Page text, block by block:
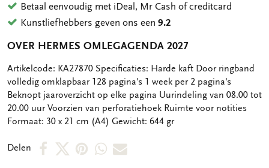
Betaal eenvoudig met iDeal, Mr Cash of creditcard
Kunstliefhebbers geven ons een9.2
OVER HERMES OMLEGAGENDA 2027
OMSCHRIJVING
Artikelcode: KA27870 Specificaties: Harde kaft Door ringband
volledig omklapbaar 128 pagina's 1 week per 2 pagina's
Beknopt jaaroverzicht op elke pagina Uurindeling van 08.00 tot
20.00 uur Voorzien van perforatiehoek Ruimte voor notities
Formaat: 30 x 21 cm (A4) Gewicht: 644 gr
Delen
DeelDeelDeelDeelDeel